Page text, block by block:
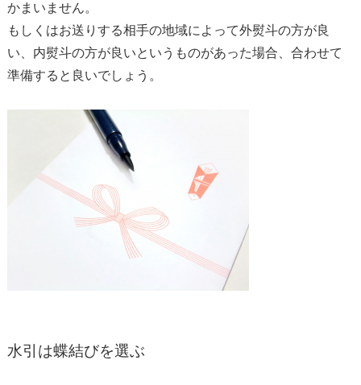
かまいません。
もしくはお送りする相手の地域によって外熨斗の方が良
い、内熨斗の方が良いというものがあった場合、合わせて
準備すると良いでしょう。
水引は蝶結びを選ぶ